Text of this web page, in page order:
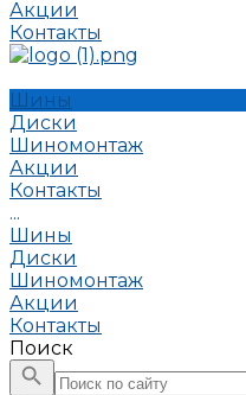
Акции
Контакты
Шины
Диски
Шиномонтаж
Акции
Контакты
...
Шины
Диски
Шиномонтаж
Акции
Контакты
Поиск